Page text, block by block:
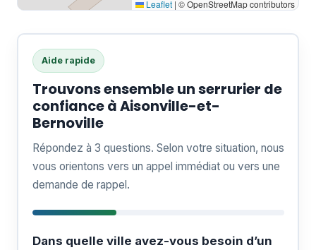
Leaflet | © OpenStreetMap contributors
Aide rapide
Trouvons ensemble un serrurier de
confiance à Aisonville-et-
Bernoville
Répondez à 3 questions. Selon votre situation, nous
vous orientons vers un appel immédiat ou vers une
demande de rappel.
Dans quelle ville avez-vous besoin d’un